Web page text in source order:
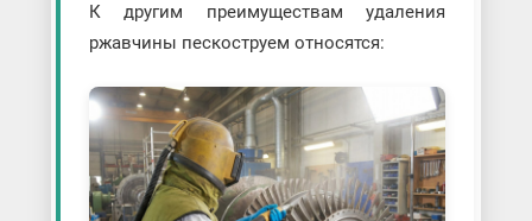
К другим преимуществам удаления
ржавчины пескоструем относятся: